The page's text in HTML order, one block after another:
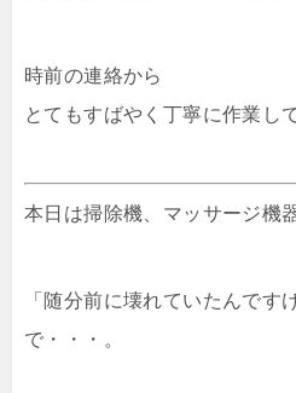
時前の連絡から
とてもすばやく丁寧に作業し
本日は掃除機、マッサージ機
「随分前に壊れていたんです
で・・・。